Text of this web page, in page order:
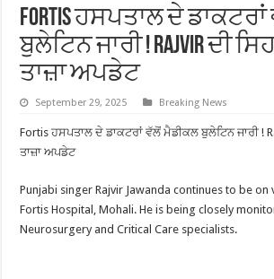
Fortis ਹਸਪਤਾਲ ਦੇ
ਬੁਲੇਟਿਨ ਜਾਰੀ ! Rajvir ਦੀ
ਤਾਜ਼ਾ ਅਪਡੇਟ
September 29, 2025 Breaking News
Fortis ਹਸਪਤਾਲ ਦੇ ਡਾਕਟਰਾਂ ਵੱਲੋਂ ਮੈਡੀਕਲ ਬੁਲੇਟਿਨ ਜਾਰੀ !
ਤਾਜ਼ਾ ਅਪਡੇਟ
Punjabi singer Rajvir Jawanda continues to be
Fortis Hospital, Mohali. He is being closely
Neurosurgery and Critical Care specialists.